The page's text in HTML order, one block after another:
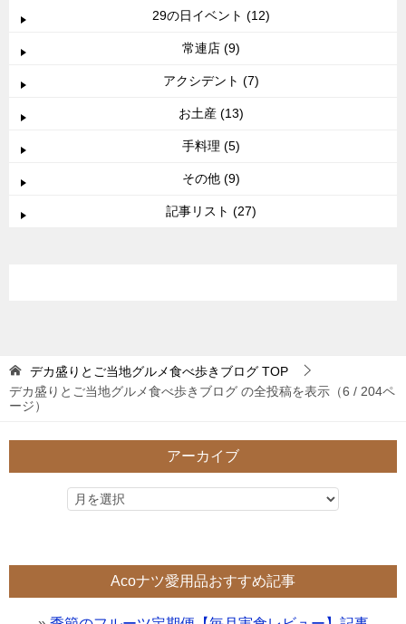
29の日イベント (12)
常連店 (9)
アクシデント (7)
お土産 (13)
手料理 (5)
その他 (9)
記事リスト (27)
デカ盛りとご当地グルメ食べ歩きブログ TOP
デカ盛りとご当地グルメ食べ歩きブログ の全投稿を表示（6 / 204ペ
ージ）
アーカイブ
Acoナツ愛用品おすすめ記事